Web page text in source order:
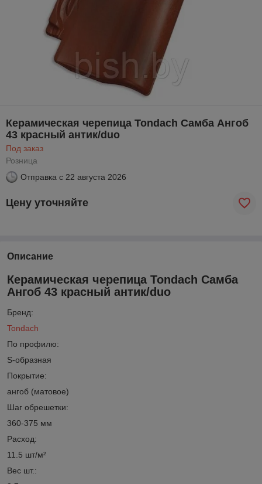
Керамическая черепица Tondach Самба Ангоб
43 красный антик/duo
Под заказ
Розница
Отправка с 22 августа 2026
Цену уточняйте
Описание
Керамическая черепица Tondach Самба
Ангоб 43 красный антик/duo
Бренд:
Tondach
По профилю:
S-образная
Покрытие:
ангоб (матовое)
Шаг обрешетки:
360-375 мм
Расход:
11.5 шт/м²
Вес шт.: